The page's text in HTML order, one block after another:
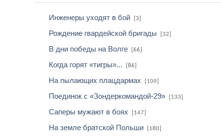
Инженеры уходят в бой [3]
Рождение гвардейской бригады [32]
В дни победы на Волге [66]
Когда горят «тигры»... [86]
На пылающих плацдармах [109]
Поединок с «Зондеркомандой-29» [133]
Саперы мужают в боях [147]
На земле братской Польши [180]